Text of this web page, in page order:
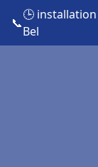
📞
🕒
Bel